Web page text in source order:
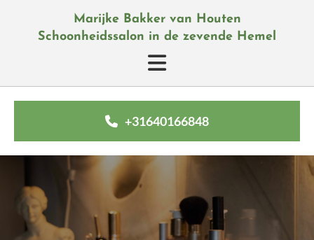
Marijke Bakker van Houten
Schoonheidssalon in de zevende Hemel
+31640166848